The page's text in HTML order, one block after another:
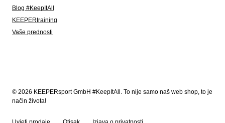
Blog #KeepItAll
KEEPERtraining
Vaše prednosti
© 2026 KEEPERsport GmbH #KeepItAll. To nije samo naš web shop, to je
način života!